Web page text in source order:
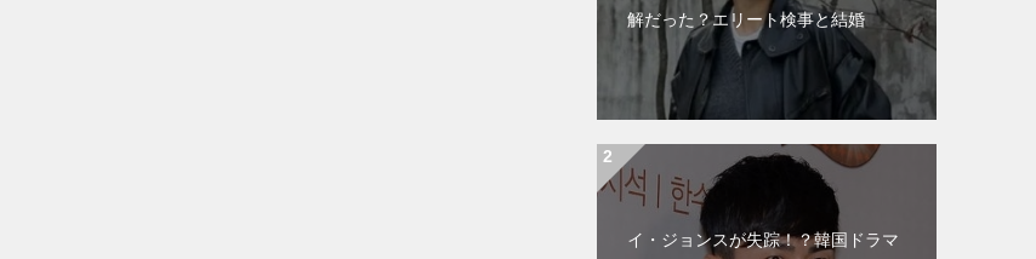
解だった？エリート検事と結婚
イ・ジョンスが失踪！？韓国ドラマ